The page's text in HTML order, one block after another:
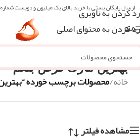
رد کردن به ناوبری
رد کردن به محتوای اصلی
ارسال رایگان پستی با خرید بالای یک میلیون و دویستشماره
منو
بهترین مارک قرص بلغم
خانه/محصولات برچسب خورده
مشاهده فیلتر